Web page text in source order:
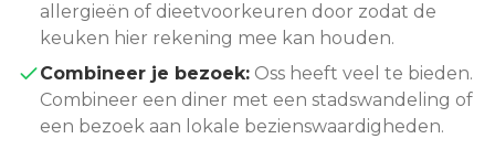
allergieën of dieetvoorkeuren door zodat de
keuken hier rekening mee kan houden.
Combineer je bezoek: Oss heeft veel te bieden.
Combineer een diner met een stadswandeling of
een bezoek aan lokale bezienswaardigheden.